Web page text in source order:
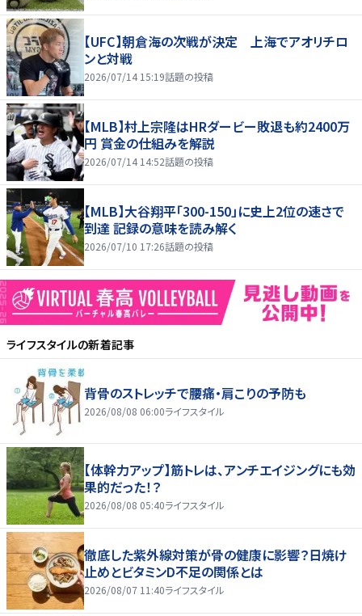
【UFC】朝倉海の次戦が決定 上海でアオリチロ
ンと対戦
2026/07/14 15:19話題の投稿
【MLB】村上宗隆はHRダービー敗退も約2400万
円 賞金の仕組みを解説
2026/07/14 14:52話題の投稿
【MLB】大谷翔平「300-150」に史上2位の速さで
到達 記録の意味を読み解く
2026/07/10 17:26話題の投稿
ライフスタイルの新着記事
背骨のストレッチで腰痛・肩こりの予防も
2026/08/08 06:00ライフスタイル
【体幹力アップ】筋トレは、アンチエイジングにも効
果的だった！？
2026/08/08 05:40ライフスタイル
徹底した紫外線対策が骨の健康に影響？日焼け
止めとビタミンD不足の関係とは
2026/08/07 11:40ライフスタイル